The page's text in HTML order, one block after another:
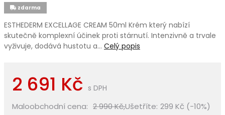
zdarma
ESTHEDERM EXCELLAGE CREAM 50ml Krém který nabízí
skutečně komplexní účinek proti stárnutí. Intenzivně a trvale
vyživuje, dodává hustotu a… Celý popis
2 691 Kč s DPH
Maloobchodní cena: 2 990 Kč,Ušetříte: 299 Kč (-10%)